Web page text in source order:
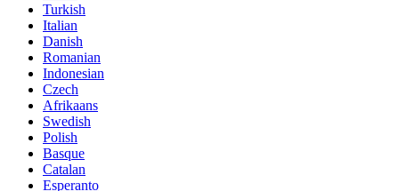
Turkish
Italian
Danish
Romanian
Indonesian
Czech
Afrikaans
Swedish
Polish
Basque
Catalan
Esperanto